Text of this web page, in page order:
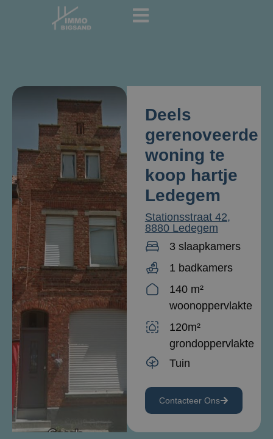
Deels
gerenoveerde
woning te
koop hartje
Ledegem
Stationsstraat 42,
8880 Ledegem
3 slaapkamers
1 badkamers
140 m²
woonoppervlakte
120m²
grondoppervlakte
Tuin
Contacteer Ons